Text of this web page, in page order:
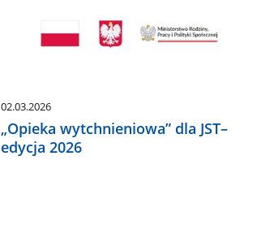
02.03.2026
„Opieka wytchnieniowa” dla JST–
edycja 2026